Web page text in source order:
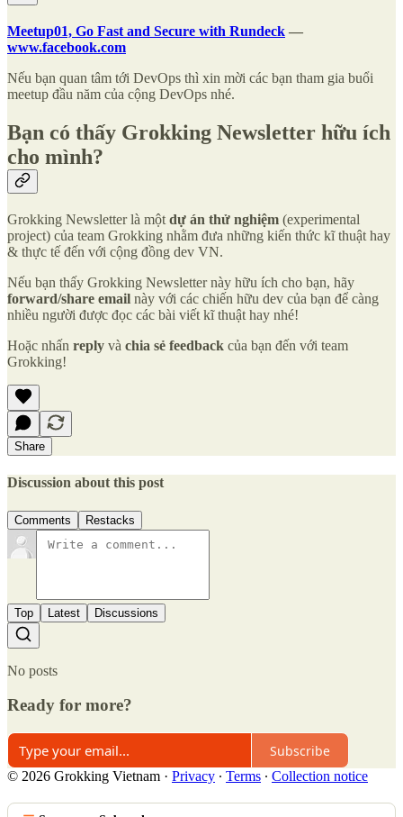
Meetup01, Go Fast and Secure with Rundeck —
www.facebook.com
Nếu bạn quan tâm tới DevOps thì xin mời các bạn tham gia buổi
meetup đầu năm của cộng DevOps nhé.
Bạn có thấy Grokking Newsletter hữu ích
cho mình?
Grokking Newsletter là một dự án thử nghiệm (experimental
project) của team Grokking nhằm đưa những kiến thức kĩ thuật hay
& thực tế đến với cộng đồng dev VN.
Nếu bạn thấy Grokking Newsletter này hữu ích cho bạn, hãy
forward/share email này với các chiến hữu dev của bạn để càng
nhiều người được đọc các bài viết kĩ thuật hay nhé!
Hoặc nhấn reply và chia sẻ feedback của bạn đến với team
Grokking!
Share
Discussion about this post
Comments Restacks
Top Latest Discussions
No posts
Ready for more?
Subscribe
© 2026 Grokking Vietnam · Privacy ∙ Terms ∙ Collection notice